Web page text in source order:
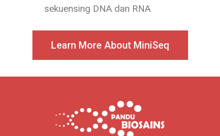
sekuensing DNA dan RNA
Learn More About MiniSeq